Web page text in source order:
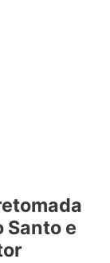
Santo e